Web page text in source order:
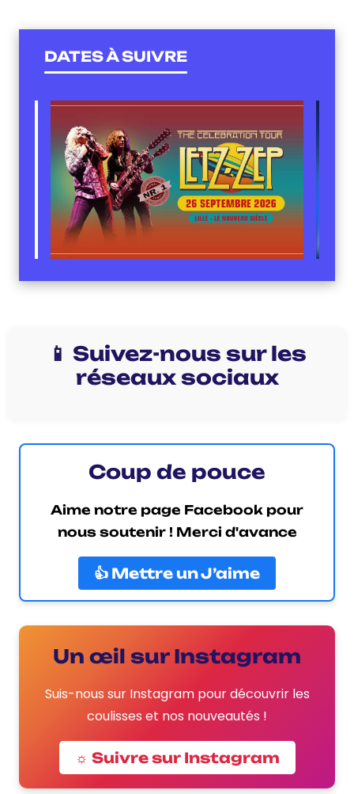
DATES À SUIVRE
📱 Suivez-nous sur les
réseaux sociaux
Coup de pouce
Aime notre page Facebook pour
nous soutenir ! Merci d'avance
👍 Mettre un J’aime
Un œil sur Instagram
Suis-nous sur Instagram pour découvrir les
coulisses et nos nouveautés !
☼ Suivre sur Instagram